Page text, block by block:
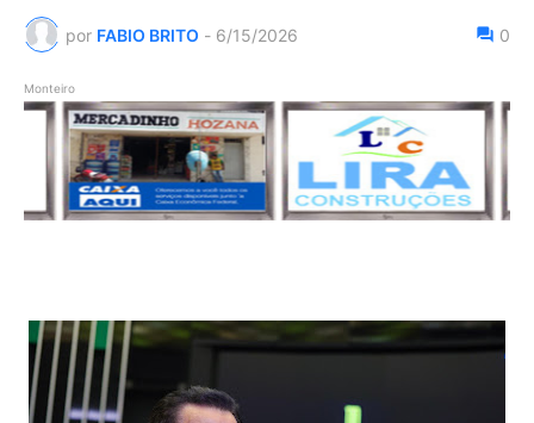
por FABIO BRITO - 6/15/2026 0
Monteiro